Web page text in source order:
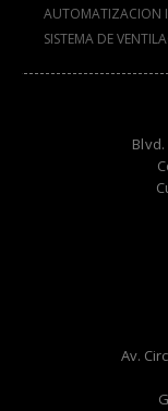
AUTOMATIZACION
SISTEMA DE
Av.